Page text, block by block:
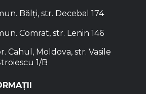
Bălți, str. Decebal 174
Comrat, str. Lenin 146
Cahul, Moldova, str. Vasile
1/B